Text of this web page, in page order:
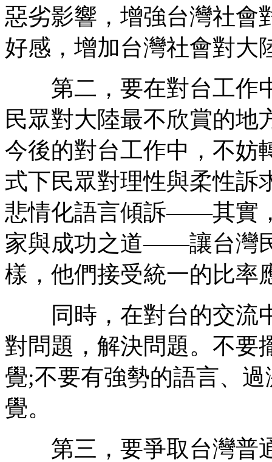
惡劣影響，增強台灣社會
好感，增加台灣社會對大
第二，要在對台工作
民眾對大陸最不欣賞的地
今後的對台工作中，不妨
式下民眾對理性與柔性訴
悲情化語言傾訴——其實
家與成功之道——讓台灣
樣，他們接受統一的比率
同時，在對台的交流
對問題，解決問題。不要
覺;不要有強勢的語言、
覺。
第三，要爭取台灣普